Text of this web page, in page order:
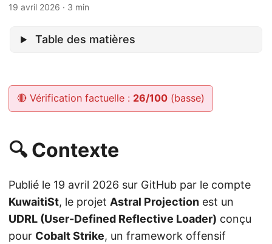
19 avril 2026 · 3 min
Table des matières
🔴 Vérification factuelle : 26/100(basse)
🔍 Contexte
Publié le 19 avril 2026 sur GitHub par le compte
KuwaitiSt, le projet Astral Projection est un
UDRL (User-Defined Reflective Loader) conçu
pour Cobalt Strike, un framework offensif